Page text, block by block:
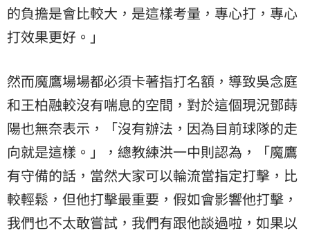
的負擔是會比較大，是這樣考量，專心打，專心
打效果更好。」
然而魔鷹場場都必須卡著指打名額，導致吳念庭
和王柏融較沒有喘息的空間，對於這個現況鄧蒔
陽也無奈表示，「沒有辦法，因為目前球隊的走
向就是這樣。」，總教練洪一中則認為，「魔鷹
有守備的話，當然大家可以輪流當指定打擊，比
較輕鬆，但他打擊最重要，假如會影響他打擊，
我們也不太敢嘗試，我們有跟他談過啦，如果以